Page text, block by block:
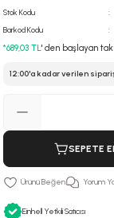
Tabancası
Stok Kodu
Barkod Kodu
*689,03 TL' den başlayan
12:00'a kadar verilen
SEPETE
Yorum
Einhell Yetkili Satıcısı